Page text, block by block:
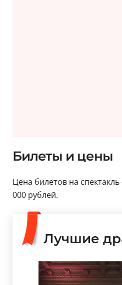
Билеты и цены
Цена билетов на
000 рублей.
Лучшие